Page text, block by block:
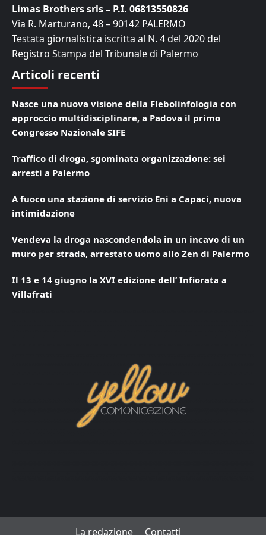
Limas Brothers srls – P.I. 06813550826
Via R. Marturano, 48 – 90142 PALERMO
Testata giornalistica iscritta al N. 4 del 2020 del
Registro Stampa del Tribunale di Palermo
Articoli recenti
Nasce una nuova visione della Flebolinfologia con
approccio multidisciplinare, a Padova il primo
Congresso Nazionale SIFE
Traffico di droga, sgominata organizzazione: sei
arresti a Palermo
A fuoco una stazione di servizio Eni a Capaci, nuova
intimidazione
Vendeva la droga nascondendola in un incavo di un
muro per strada, arrestato uomo allo Zen di Palermo
Il 13 e 14 giugno la XVI edizione dell’ Infiorata a
Villafrati
La redazione Contatti